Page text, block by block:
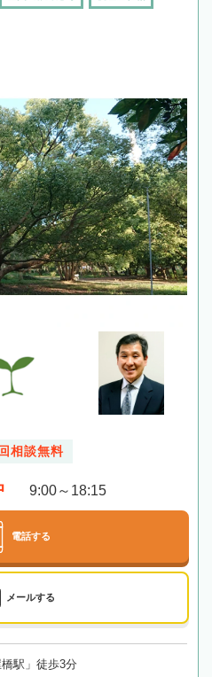
相談無料
9:00～18:15
電話する
メールする
駅」徒歩3分